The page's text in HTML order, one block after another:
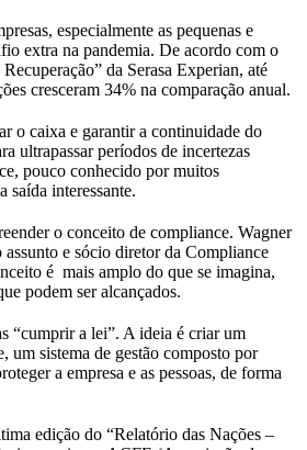
especialmente as pequenas e
extra na pandemia. De acordo com o
da Serasa Experian, até
cresceram 34% na comparação anual.
o caixa e garantir a continuidade do
ultrapassar períodos de incertezas
pouco conhecido por muitos
saída interessante.
o conceito de compliance. Wagner
e sócio diretor da Compliance
é mais amplo do que se imagina,
podem ser alcançados.
“cumprir a lei”. A ideia é criar um
um sistema de gestão composto por
a empresa e as pessoas, de forma
edição do “Relatório das Nações –